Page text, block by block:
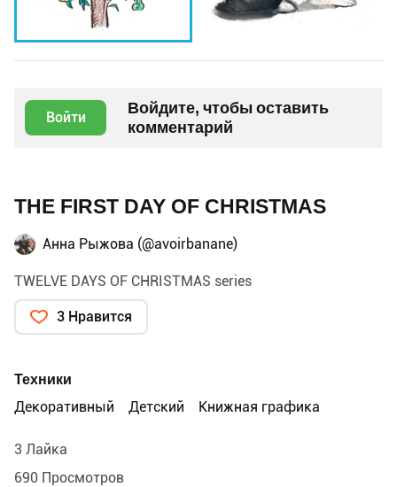
Войти
Войдите, чтобы оставить
комментарий
THE FIRST DAY OF CHRISTMAS
Анна Рыжова (@avoirbanane)
TWELVE DAYS OF CHRISTMAS series
3 Нравится
Техники
Декоративный
Детский Книжная графика
3 Лайка
690 Просмотров